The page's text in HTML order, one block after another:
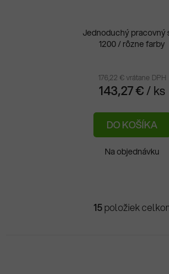
Jednoduchý pracovný
1200 / rôzne farby
176,22 € vrátane DPH
143,27 €/ ks
DO KOŠÍKA
Na objednávku
O
15položiek